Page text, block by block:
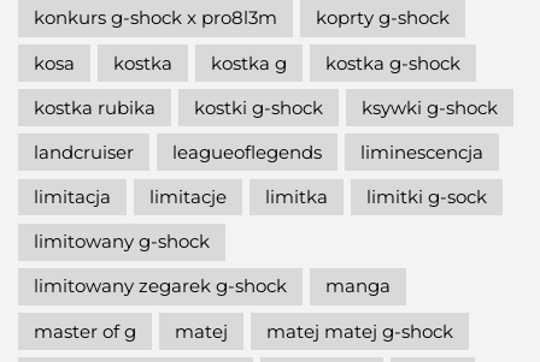
konkurs g-shock x pro8l3m
koprty g-shock
kosa
kostka kostka g
kostka g-shock
kostka rubika
kostki g-shock
ksywki g-shock
landcruiser
leagueoflegends
liminescencja
limitacja
limitacje limitka
limitki g-sock
limitowany g-shock
limitowany zegarek g-shock
manga
master of g
matej
matej matej g-shock